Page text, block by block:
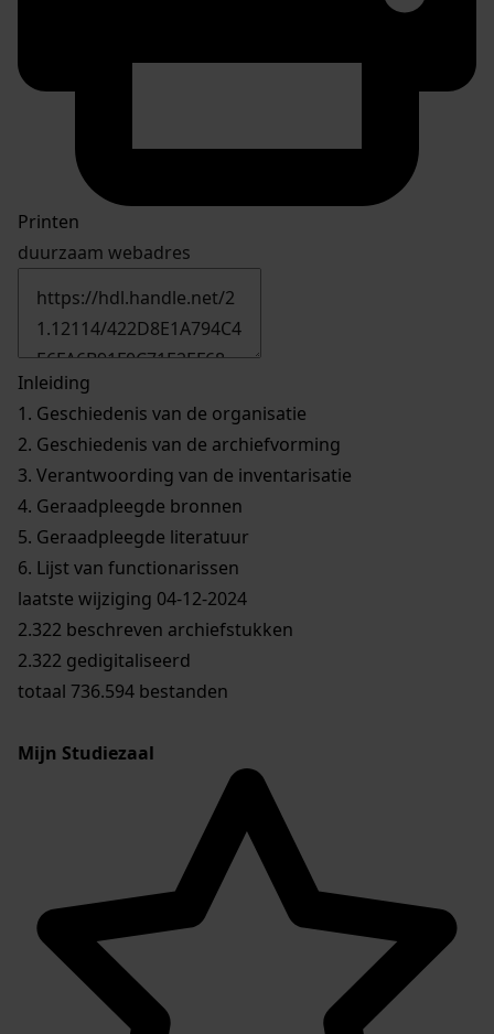
Printen
duurzaam webadres
Inleiding
1. Geschiedenis van de organisatie
2. Geschiedenis van de archiefvorming
3. Verantwoording van de inventarisatie
4. Geraadpleegde bronnen
5. Geraadpleegde literatuur
6. Lijst van functionarissen
laatste wijziging 04-12-2024
2.322 beschreven archiefstukken
2.322 gedigitaliseerd
totaal 736.594 bestanden
Mijn Studiezaal